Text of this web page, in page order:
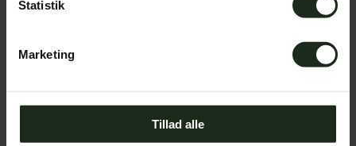
Statistik
Marketing
Tillad alle